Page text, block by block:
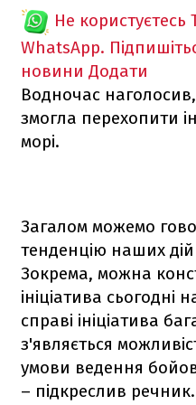
Не користуєтесь
WhatsApp.
новини Додати
Водночас
змогла перехопити
морі.
Загалом можемо
тенденцію наших
Зокрема, можна
ініціатива сьогодні
справі ініціатива
з'являється
умови ведення
– підкреслив речник.